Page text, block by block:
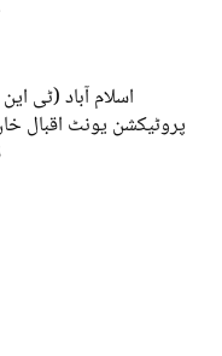
اسلام آباد (ٹی
پروٹیکشن یونٹ اقبال